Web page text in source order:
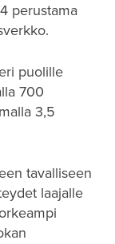
perustama
puolille
700
3,5
tavalliseen
laajalle